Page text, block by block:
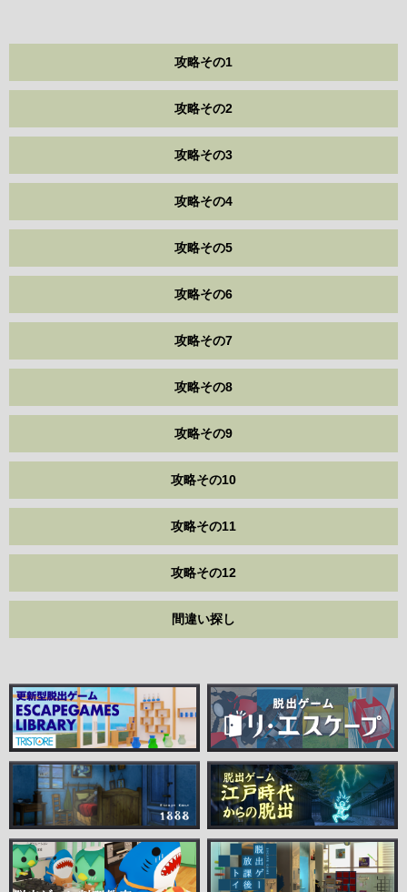
攻略その1
攻略その2
攻略その3
攻略その4
攻略その5
攻略その6
攻略その7
攻略その8
攻略その9
攻略その10
攻略その11
攻略その12
間違い探し